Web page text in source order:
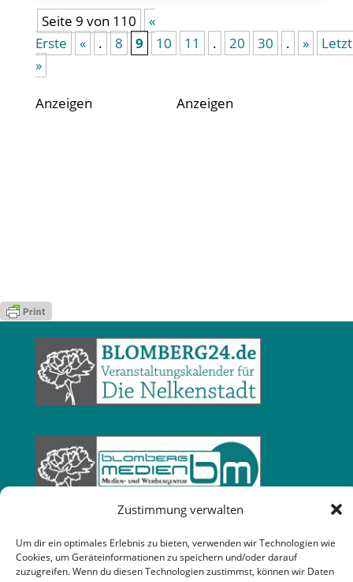
Zustimmung verwalten
Um dir ein optimales Erlebnis zu bieten, verwenden wir Technologien wie
Cookies, um Geräteinformationen zu speichern und/oder darauf
zuzugreifen. Wenn du diesen Technologien zustimmst, können wir Daten
Seite 9 von 110
«
Erste
« . 8 9 10 11 . 20 30 . »
»
Anzeigen Anzeigen